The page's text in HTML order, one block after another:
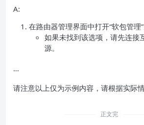
A:
在路由器管理界面中打开“软包管理”
如果未找到该选项，请先连接
源。
…
请注意以上仅为示例内容，请根据实际情
正文完